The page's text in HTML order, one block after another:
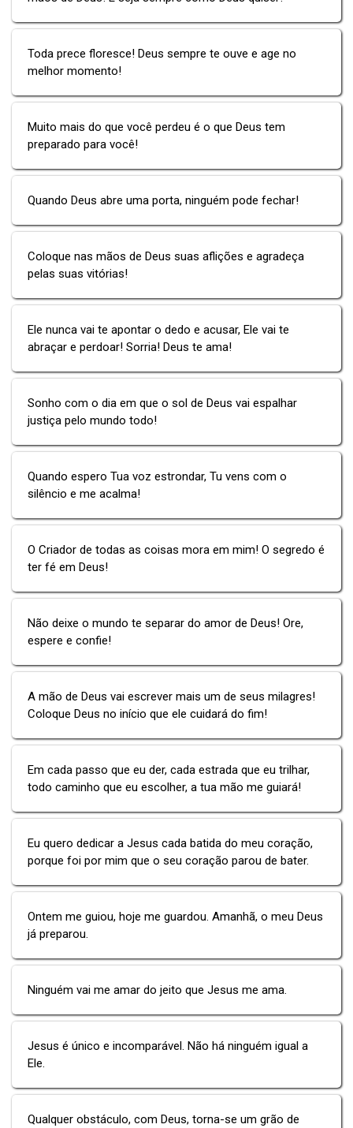
Toda prece floresce! Deus sempre te ouve e age no
melhor momento!
Muito mais do que você perdeu é o que Deus tem
preparado para você!
Quando Deus abre uma porta, ninguém pode fechar!
Coloque nas mãos de Deus suas aflições e agradeça
pelas suas vitórias!
Ele nunca vai te apontar o dedo e acusar, Ele vai te
abraçar e perdoar! Sorria! Deus te ama!
Sonho com o dia em que o sol de Deus vai espalhar
justiça pelo mundo todo!
Quando espero Tua voz estrondar, Tu vens com o
silêncio e me acalma!
O Criador de todas as coisas mora em mim! O segredo é
ter fé em Deus!
Não deixe o mundo te separar do amor de Deus! Ore,
espere e confie!
A mão de Deus vai escrever mais um de seus milagres!
Coloque Deus no início que ele cuidará do fim!
Em cada passo que eu der, cada estrada que eu trilhar,
todo caminho que eu escolher, a tua mão me guiará!
Eu quero dedicar a Jesus cada batida do meu coração,
porque foi por mim que o seu coração parou de bater.
Ontem me guiou, hoje me guardou. Amanhã, o meu Deus
já preparou.
Ninguém vai me amar do jeito que Jesus me ama.
Jesus é único e incomparável. Não há ninguém igual a
Ele.
Qualquer obstáculo, com Deus, torna-se um grão de